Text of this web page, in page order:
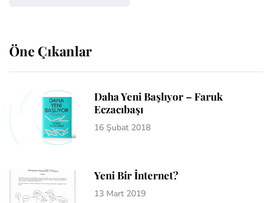
Öne Çıkanlar
Daha Yeni Başlıyor – Faruk
Eczacıbaşı
16 Şubat 2018
Yeni Bir İnternet?
13 Mart 2019